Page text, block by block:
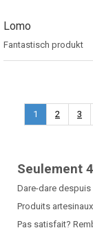
Lomo
Fantastisch produkt
1 2 3
Seulement
Dare-dare
Produits artesinaux
Pas satisfait?